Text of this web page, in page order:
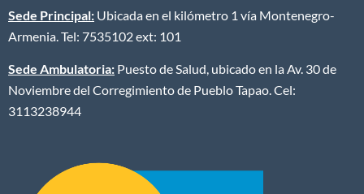
Sede Principal: Ubicada en el kilómetro 1 vía Montenegro-
Armenia. Tel: 7535102 ext: 101
Sede Ambulatoria: Puesto de Salud, ubicado en la Av. 30 de
Noviembre del Corregimiento de Pueblo Tapao. Cel:
3113238944